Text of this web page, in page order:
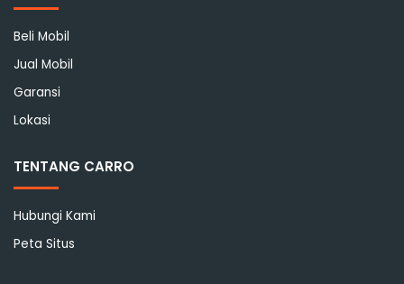
Beli Mobil
Jual Mobil
Garansi
Lokasi
TENTANG CARRO
Hubungi Kami
Peta Situs